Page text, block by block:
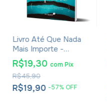
Livro Até Que Nada
Mais Importe -
Luciano Subirá
R$19,90 -57% OFF
R$45,90
R$19,30 com Pix